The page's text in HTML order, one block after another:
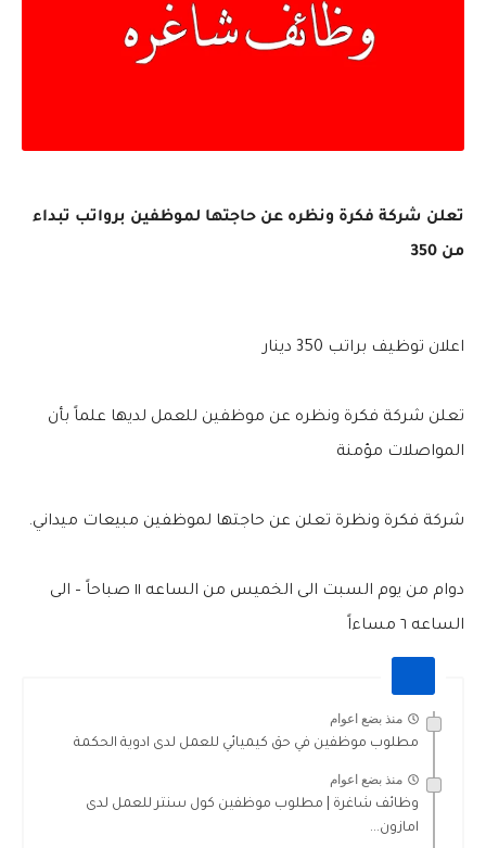
تعلن شركة فكرة ونظره عن حاجتها لموظفين برواتب تبداء
من 350
اعلان توظيف براتب 350 دينار
تعلن شركة فكرة ونظره عن موظفين للعمل لديها علماً بأن
المواصلات مؤمنة
شركة فكرة ونظرة تعلن عن حاجتها لموظفين مبيعات ميداني.
دوام من يوم السبت الى الخميس من الساعه ١١ صباحاً – الى
الساعه ٦ مساءاً
منذ بضع اعوام
مطلوب موظفين في حق كيميائي للعمل لدى ادوية الحكمة
منذ بضع اعوام
وظائف شاغرة | مطلوب موظفين كول سنتر للعمل لدى
امازون...